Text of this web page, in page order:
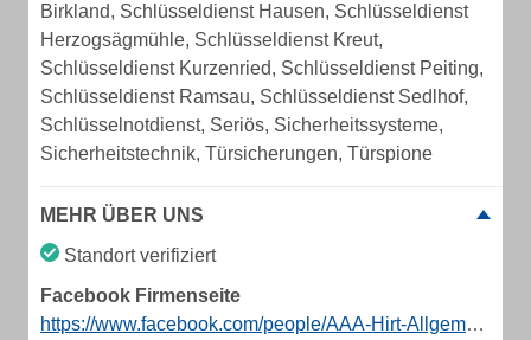
Birkland, Schlüsseldienst Hausen, Schlüsseldienst
Herzogsägmühle, Schlüsseldienst Kreut,
Schlüsseldienst Kurzenried, Schlüsseldienst Peiting,
Schlüsseldienst Ramsau, Schlüsseldienst Sedlhof,
Schlüsselnotdienst, Seriös, Sicherheitssysteme,
Sicherheitstechnik, Türsicherungen, Türspione
MEHR ÜBER UNS
Standort verifiziert
Facebook Firmenseite
https://www.facebook.com/people/AAA-Hirt-Allgemeine-Absicherungstechnik-Aufsperrdienst-eK/100054240771493/